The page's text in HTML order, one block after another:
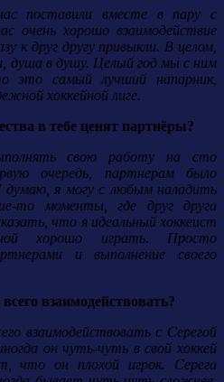
поставили вместе в пару с
очень хорошо взаимодействие
к друг другу привыкли. В целом,
душа в душу. Целый год мы с ним
это самый лучший напарник,
хоккейной лиге.
в тебе ценят партнёры?
свою работу на сто
очередь, партнерам было
я могу с любым наладить
то моменты, где друг друга
что я идеальный хоккеист
хорошо играть. Просто
и выполнение своего
взаимодействовать?
взаимодействовать с Серегой
он чуть-чуть в свой хоккей
что он плохой игрок. Серега